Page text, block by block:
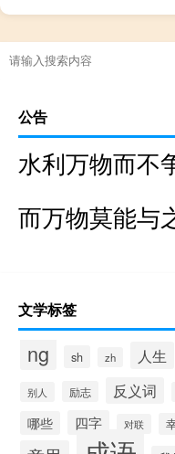
公告
水利万物而不
而万物莫能与
文学标签
ng sh zh 人生
别人 励志 反义词
哪些 四字 对联